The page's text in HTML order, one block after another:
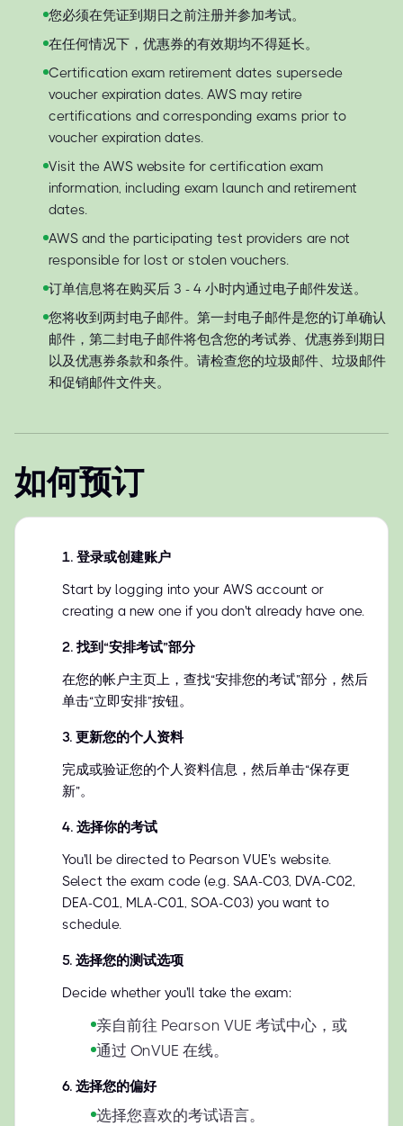
您必须在凭证到期日之前注册并参加考试。
在任何情况下，优惠券的有效期均不得延长。
Certification exam retirement dates supersede
voucher expiration dates. AWS may retire
certifications and corresponding exams prior to
voucher expiration dates.
Visit the AWS website for certification exam
information, including exam launch and retirement
dates.
AWS and the participating test providers are not
responsible for lost or stolen vouchers.
订单信息将在购买后 3 - 4 小时内通过电子邮件发送。
您将收到两封电子邮件。第一封电子邮件是您的订单确认
邮件，第二封电子邮件将包含您的考试券、优惠券到期日
以及优惠券条款和条件。请检查您的垃圾邮件、垃圾邮件
和促销邮件文件夹。
如何预订
1. 登录或创建账户
Start by logging into your AWS account or
creating a new one if you don't already have one.
2. 找到“安排考试”部分
在您的帐户主页上，查找“安排您的考试”部分，然后
单击“立即安排”按钮。
3. 更新您的个人资料
完成或验证您的个人资料信息，然后单击“保存更
新”。
4. 选择你的考试
You'll be directed to Pearson VUE's website.
Select the exam code (e.g. SAA-C03, DVA-C02,
DEA-C01, MLA-C01, SOA-C03) you want to
schedule.
5. 选择您的测试选项
Decide whether you'll take the exam:
亲自前往 Pearson VUE 考试中心，或
通过 OnVUE 在线。
6. 选择您的偏好
选择您喜欢的考试语言。